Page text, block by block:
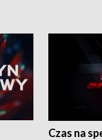
Czas na